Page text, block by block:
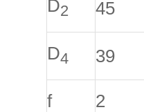
D2 45
D4 39
f 2